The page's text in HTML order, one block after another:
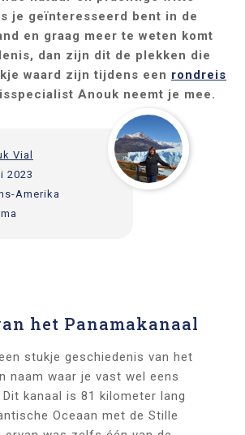
je geïnteresseerd bent in de
en graag meer te weten komt
dan zijn dit de plekken die
waard zijn tijdens een rondreis
Anouk neemt je mee.
Vial
2023
Amerika
het Panamakanaal
stukje geschiedenis van het
naam waar je vast wel eens
kanaal is 81 kilometer lang
Oceaan met de Stille